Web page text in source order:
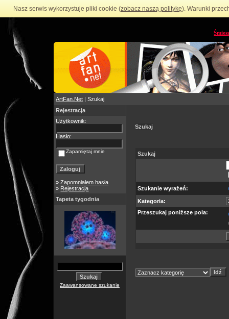
Nasz serwis wykorzystuje pliki cookie (zobacz naszą politykę). Warunki
ArtFan.Net | Szukaj
Rejestracja
Użytkownik:
Hasło:
Zapamiętaj mnie
»Zapomniałem hasła
» Rejestracja
Tapeta tygodnia
Zaawansowane szukanie
Szukaj
Szukaj
Szukanie wyrażeń:
Kategoria:
Przeszukaj poniższe pola: